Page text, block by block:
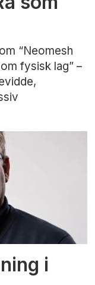
“Neomesh
fysisk lag” –
i